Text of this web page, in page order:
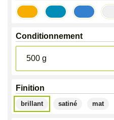
Jaune
Atlas
Bleu
Atlas
Bleu
gris
Copco
Conditionnement
Finition
brillant satiné mat